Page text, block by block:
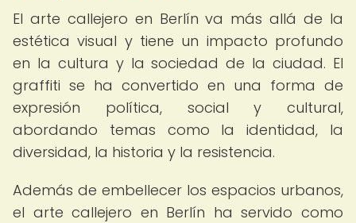
El arte callejero en Berlín va más allá de la
estética visual y tiene un impacto profundo
en la cultura y la sociedad de la ciudad. El
graffiti se ha convertido en una forma de
expresión política, social y cultural,
abordando temas como la identidad, la
diversidad, la historia y la resistencia.
Además de embellecer los espacios urbanos,
el arte callejero en Berlín ha servido como